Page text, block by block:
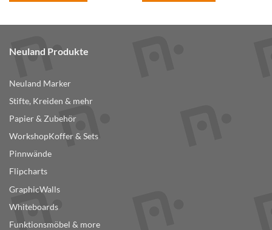
Varianten
Die
Optionen
auf
der
gewählt
werden
Neuland Produkte
Neuland Marker
Stifte, Kreiden & mehr
Papier & Zubehör
WorkshopKoffer & Sets
Pinnwände
Flipcharts
GraphicWalls
Whiteboards
Funktionsmöbel & more